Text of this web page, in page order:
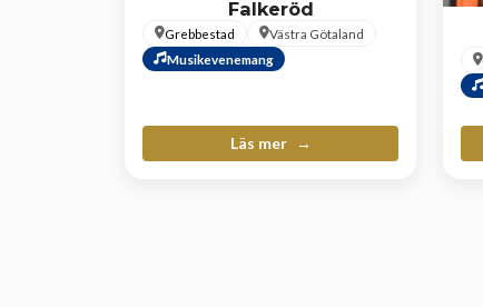
Falkeröd
Grebbestad
Västra Götaland
Musikevenemang
Läs mer